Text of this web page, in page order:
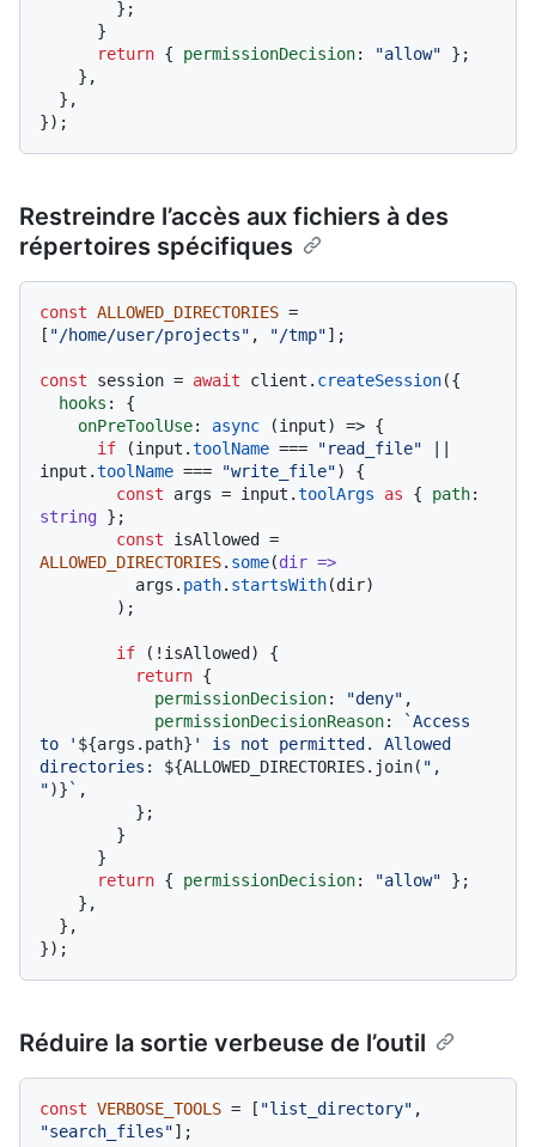
return { permissionDecision: "allow" };
Restreindre l’accès aux fichiers à des
répertoires spécifiques
const ALLOWED_DIRECTORIES =
[ "/home/user/projects" , "/tmp"];
const session = await client. createSession({
hooks : {
onPreToolUse: async (input) => {
if (input.toolName === "read_file"
input.toolName === "write_file") {
const args = input.toolArgs as { path
string };
const
ALLOWED_DIRECTORIES. some(dir =>
          args.
path. startsWith(dir)
if (!isAllowed) {
return {
permissionDecision: "deny" ,
permissionDecisionReason:
`Access
to ' ${args.path} ' is not permitted. Allowed
directories: ${ALLOWED_DIRECTORIES.join( ",
")} ` ,
return { permissionDecision: "allow" };
Réduire la sortie verbeuse de l’outil
const VERBOSE_TOOLS = [ "list_directory"
"search_files"];